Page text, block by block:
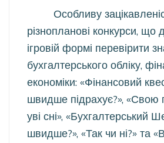
Особливу
різнопланові конкурси, що
ігровій формі перевірити
бухгалтерського обліку,
економіки: «Фінансовий
швидше підрахує?», «Свою
уві сні», «Бухгалтерський
швидше?», «Так чи ні?» та